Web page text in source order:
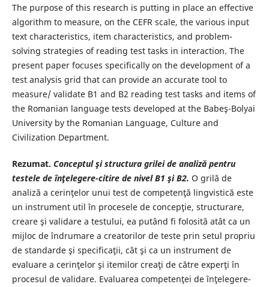
The purpose of this research is putting in place an effective
algorithm to measure, on the CEFR scale, the various input
text characteristics, item characteristics, and problem-
solving strategies of reading test tasks in interaction. The
present paper focuses specifically on the development of a
test analysis grid that can provide an accurate tool to
measure/ validate B1 and B2 reading test tasks and items of
the Romanian language tests developed at the Babeş-Bolyai
University by the Romanian Language, Culture and
Civilization Department.
Rezumat. Conceptul şi structura grilei de analiză pentru
testele de înţelegere-citire de nivel B1 şi B2. O grilă de
analiză a cerinţelor unui test de competenţă lingvistică este
un instrument util în procesele de concepţie, structurare,
creare şi validare a testului, ea putând fi folosită atât ca un
mijloc de îndrumare a creatorilor de teste prin setul propriu
de standarde şi specificaţii, cât şi ca un instrument de
evaluare a cerinţelor şi itemilor creaţi de către experţi în
procesul de validare. Evaluarea competenţei de înţelegere-